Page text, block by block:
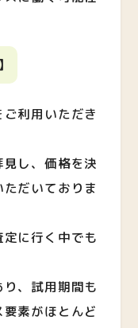
利用いただき
し、価格を決
だいておりま
に行く中でも
、試用期間も
素がほとんど